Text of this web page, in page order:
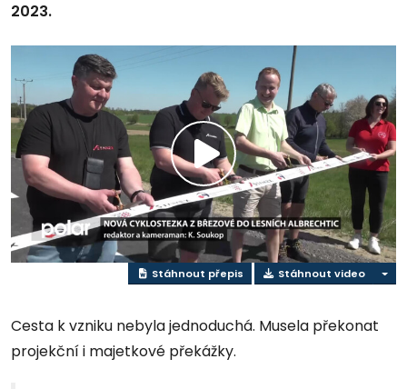
2023.
Přehrát
video
Stáhnout přepis Stáhnout video
Cesta k vzniku nebyla jednoduchá. Musela překonat
projekční i majetkové překážky.